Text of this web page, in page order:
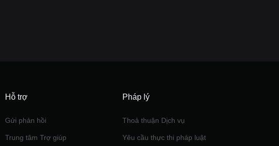
Hỗ trợ
Gửi phản hồi
Trung tâm Trợ giúp
Pháp lý
Thoả thuận Dịch vụ
Yêu cầu thực thi pháp luật